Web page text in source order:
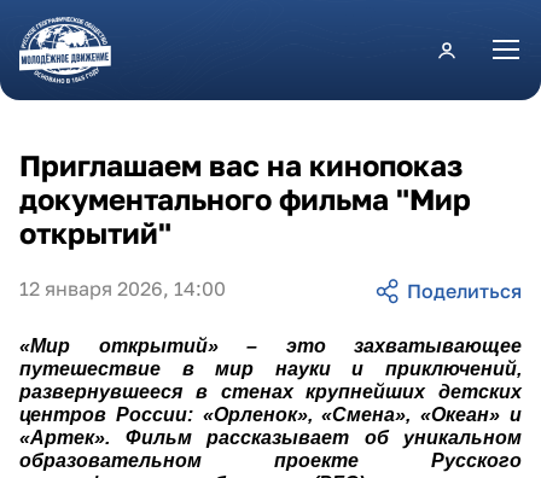
Перейти к основному содержанию
12 января 2026, 14:00
Приглашаем вас на кинопоказ
документального фильма "Мир
открытий"
«Мир открытий» – это захватывающее
путешествие в мир науки и приключений,
развернувшееся в стенах крупнейших детских
центров России: «Орленок», «Смена», «Океан» и
«Артек». Фильм рассказывает об уникальном
образовательном проекте Русского